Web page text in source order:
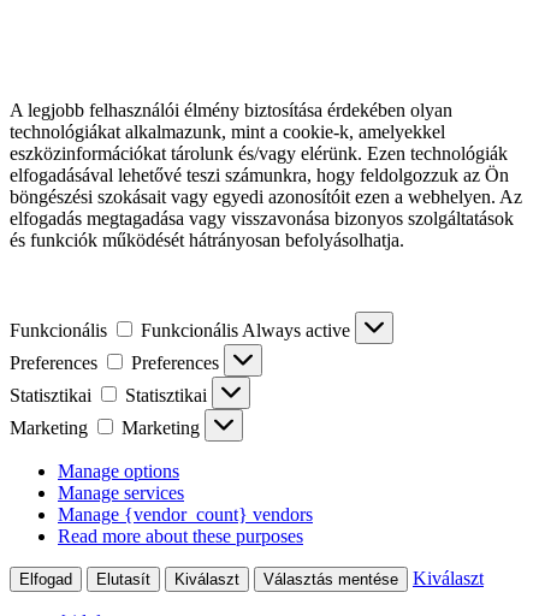
A legjobb felhasználói élmény biztosítása érdekében olyan
technológiákat alkalmazunk, mint a cookie-k, amelyekkel
eszközinformációkat tárolunk és/vagy elérünk. Ezen technológiák
elfogadásával lehetővé teszi számunkra, hogy feldolgozzuk az Ön
böngészési szokásait vagy egyedi azonosítóit ezen a webhelyen. Az
elfogadás megtagadása vagy visszavonása bizonyos szolgáltatások
és funkciók működését hátrányosan befolyásolhatja.
Funkcionális Funkcionális Always active
Preferences
Preferences
Statisztikai
Statisztikai
Marketing
Marketing
Manage options
Manage services
Manage {vendor_count} vendors
Read more about these purposes
Elfogad Elutasít Kiválaszt Választás mentése Kiválaszt